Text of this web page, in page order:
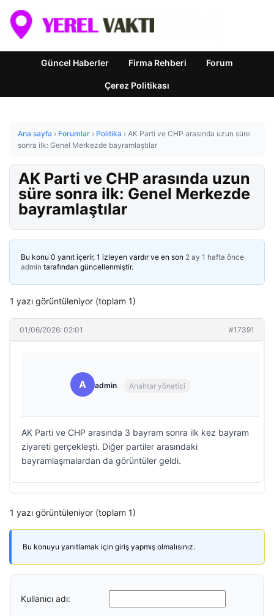
Güncel Haberler Firma Rehberi Forum
Çerez Politikası
Ana sayfa › Forumlar › Politika › AK Parti ve CHP arasında uzun süre
sonra ilk: Genel Merkezde bayramlaştılar
AK Parti ve CHP arasında uzun
süre sonra ilk: Genel Merkezde
bayramlaştılar
Bu konu 0 yanıt içerir, 1 izleyen vardır ve en son 2 ay 1 hafta önce
admin tarafından güncellenmiştir.
1 yazı görüntüleniyor (toplam 1)
01/06/2026: 02:01 #17391
A admin Anahtar yönetici
AK Parti ve CHP arasında 3 bayram sonra ilk kez bayram
ziyareti gerçekleşti. Diğer partiler arasındaki
bayramlaşmalardan da görüntüler geldi.
1 yazı görüntüleniyor (toplam 1)
Bu konuyu yanıtlamak için giriş yapmış olmalısınız.
Kullanıcı adı: